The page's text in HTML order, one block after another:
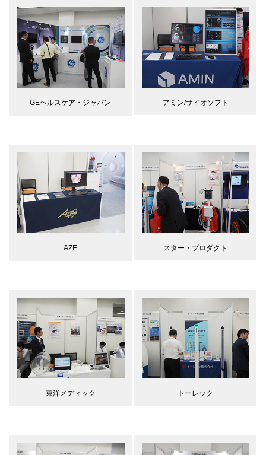
GEヘルスケア・ジャパン アミン/ザイオソフト
AZE スター・プロダクト
東洋メディック トーレック